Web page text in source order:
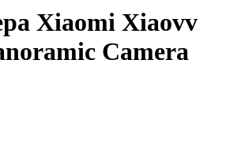
Xiaomi Xiaovv
Camera